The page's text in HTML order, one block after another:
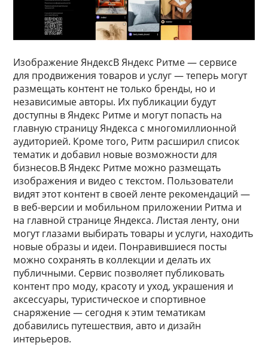
Изображение ЯндексВ Яндекс Ритме — сервисе
для продвижения товаров и услуг — теперь могут
размещать контент не только бренды, но и
независимые авторы. Их публикации будут
доступны в Яндекс Ритме и могут попасть на
главную страницу Яндекса с многомиллионной
аудиторией. Кроме того, Ритм расширил список
тематик и добавил новые возможности для
бизнесов.В Яндекс Ритме можно размещать
изображения и видео с текстом. Пользователи
видят этот контент в своей ленте рекомендаций —
в веб-версии и мобильном приложении Ритма и
на главной странице Яндекса. Листая ленту, они
могут глазами выбирать товары и услуги, находить
новые образы и идеи. Понравившиеся посты
можно сохранять в коллекции и делать их
публичными. Сервис позволяет публиковать
контент про моду, красоту и уход, украшения и
аксессуары, туристическое и спортивное
снаряжение — сегодня к этим тематикам
добавились путешествия, авто и дизайн
интерьеров.